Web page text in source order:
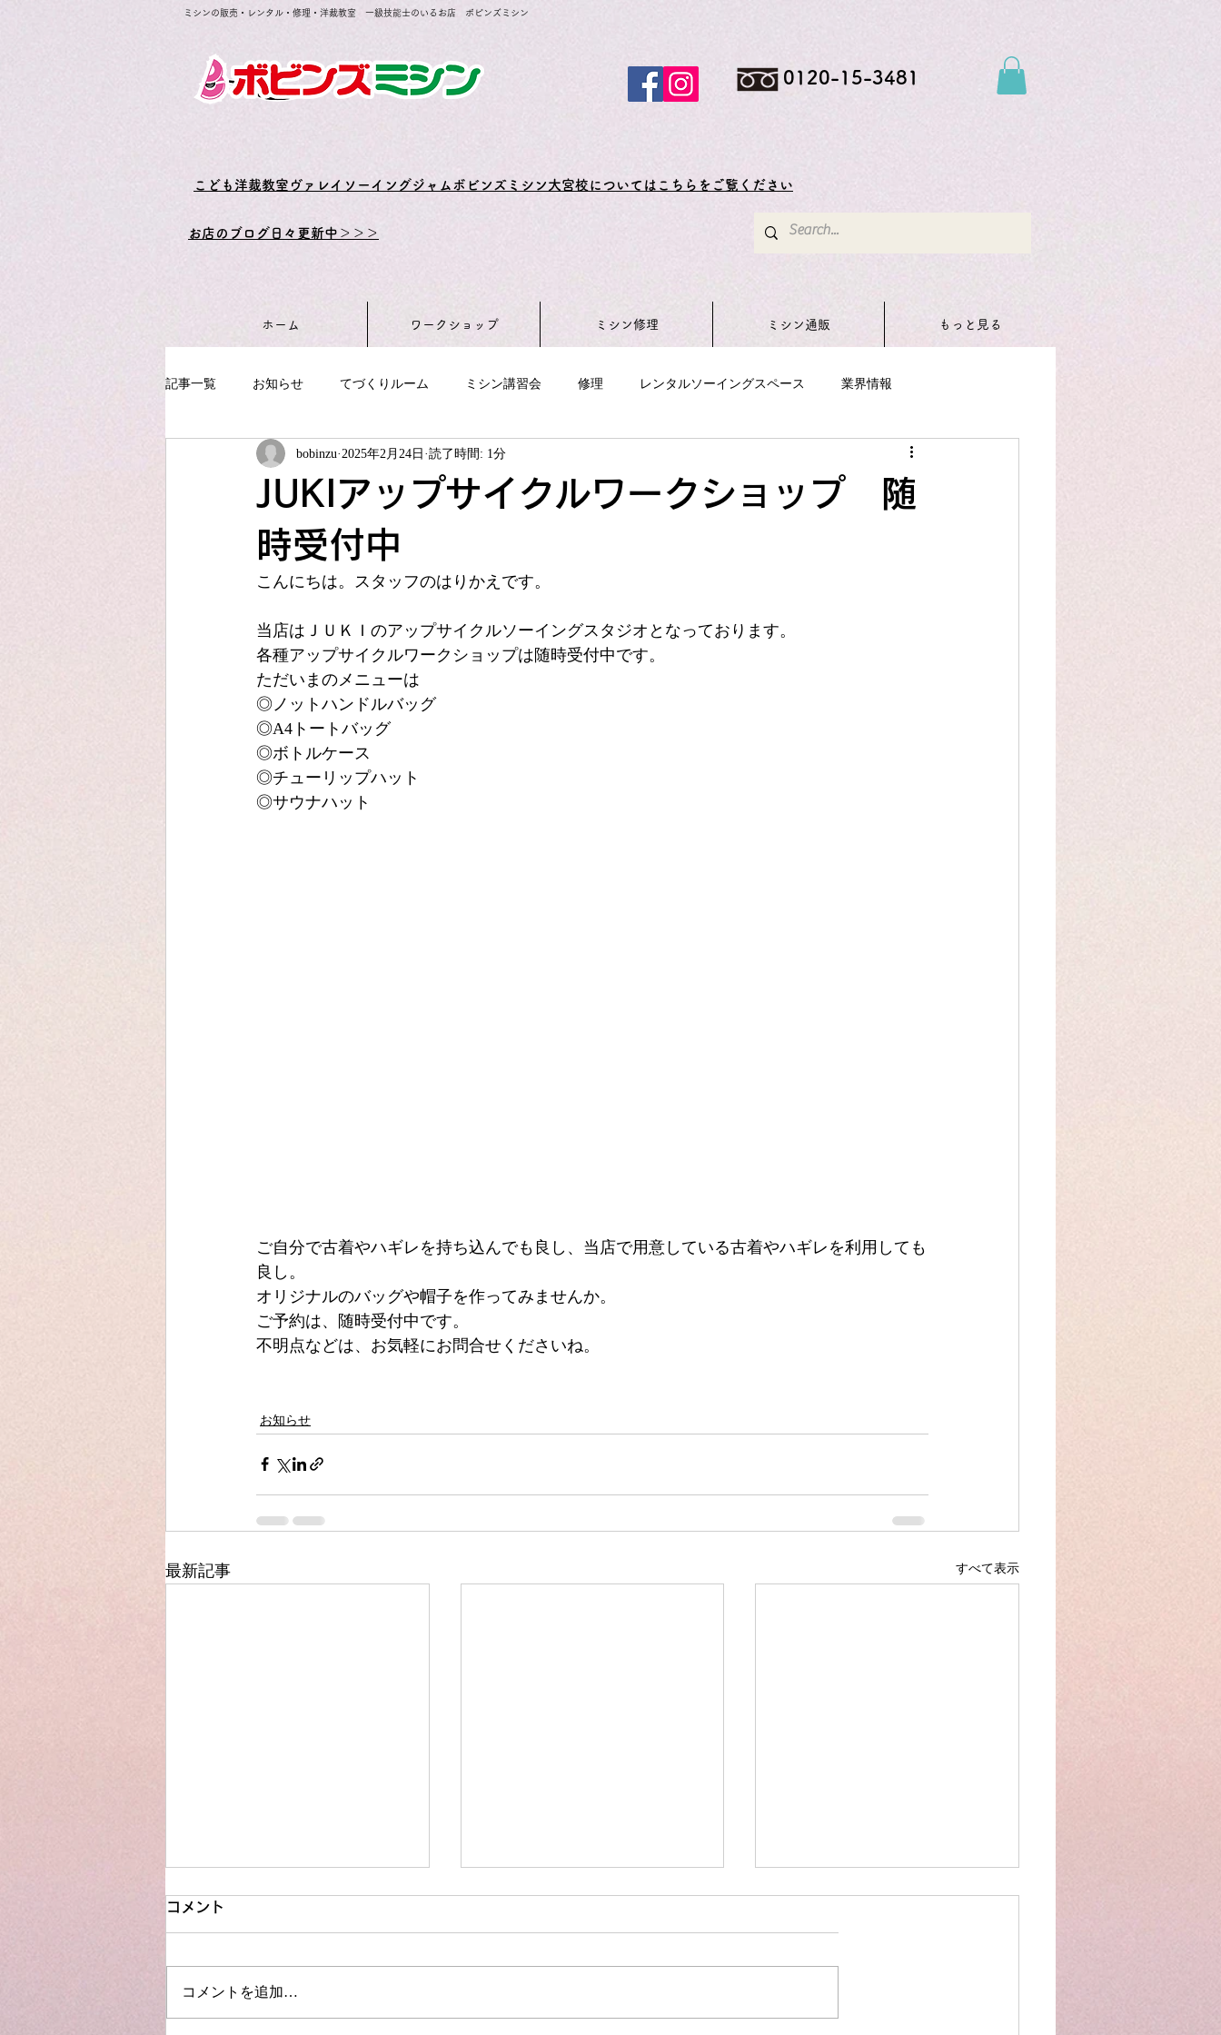
ミシンの販売・レンタル・修理・洋裁教室 一級技能士のいるお店 ボビンズミシン
0120-15-3481
​こども洋裁教室ヴァレイソーイングジャムボビンズミシン大宮校についてはこちらをご覧ください
お店のブログ日々更新中＞＞＞
ホーム ワークショップ ミシン修理 ミシン通販 もっと見る
記事一覧 お知らせ てづくりルーム ミシン講習会 修理 レンタルソーイングスペース 業界情報
ソーイング教室 夏休みこどもソーイング教室
JUKIアップサイクル アフターサービス
JUKIアップサイクルワークショップ 随
時受付中
bobinzu 2025年2月24日 読了時間: 1分
こんにちは。スタッフのはりかえです。
当店はＪＵＫＩのアップサイクルソーイングスタジオとなっております。
各種アップサイクルワークショップは随時受付中です。
ただいまのメニューは
◎ノットハンドルバッグ
◎A4トートバッグ
◎ボトルケース
◎チューリップハット
◎サウナハット
ご自分で古着やハギレを持ち込んでも良し、当店で用意している古着やハギレを利用しても
良し。
オリジナルのバッグや帽子を作ってみませんか。
ご予約は、随時受付中です。
不明点などは、お気軽にお問合せくださいね。
お知らせ
最新記事 すべて表示
コメント
コメントを追加…